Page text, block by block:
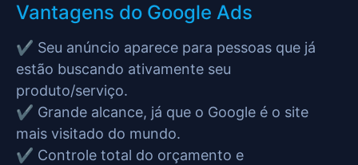
Vantagens do Google Ads
✔️ Seu anúncio aparece para pessoas que já
estão buscando ativamente seu
produto/serviço.
✔️ Grande alcance, já que o Google é o site
mais visitado do mundo.
✔️ Controle total do orçamento e